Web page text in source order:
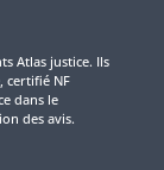
Atlas justice. Ils
certifié NF
dans le
des avis.